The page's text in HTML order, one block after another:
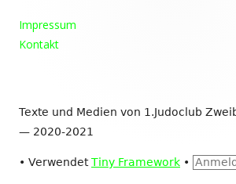
Inhalt
Impressum
Kontakt
Texte und Medien von 1.Judoclub
— 2020-2021
• VerwendetTiny Framework •